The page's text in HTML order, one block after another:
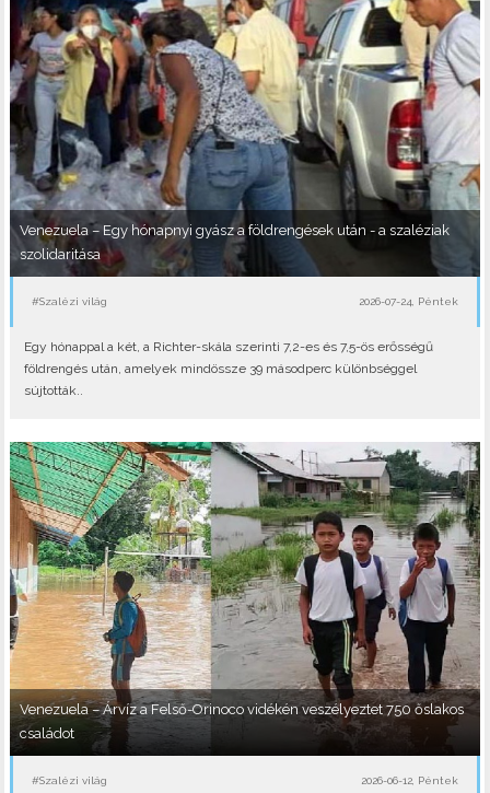
Venezuela – Egy hónapnyi gyász a földrengések után - a szaléziak
szolidaritása
#Szalézi világ 2026-07-24, Péntek
Egy hónappal a két, a Richter-skála szerinti 7,2-es és 7,5-ös erősségű
földrengés után, amelyek mindössze 39 másodperc különbséggel
sújtották..
Venezuela – Árvíz a Felső-Orinoco vidékén veszélyeztet 750 őslakos
családot
#Szalézi világ 2026-06-12, Péntek